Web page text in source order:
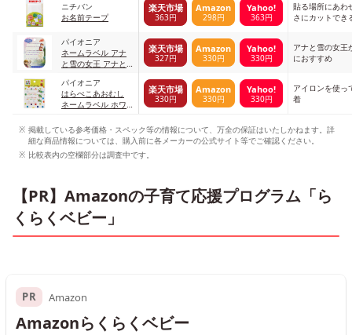
ニチバン
お名前テープ
楽天市場
363円
Amazon
298円
Yahoo!
363円
貼る場所にあわ
さにカットでき
パイオニア
ネームラベル アナ
と雪の女王 アナと
サ
楽天市場
327円
Amazon
330円
Yahoo!
330円
アナと雪の女王
におすすめ
パイオニア
はらぺこあおむし
ネームラベル ホワ
楽天市場
330円
Amazon
330円
Yahoo!
330円
アイロンを使っ
着
掲載している参考価格・スペック等の情報について、万全の保証はいたしかねます。詳
細な商品情報については、購入前に各メーカーの公式サイト等でご確認ください。
比較表内の空欄部分は調査中です。
【PR】Amazonの子育て応援プログラム「ら
くらくベビー」
PR Amazon
Amazonらくらくベビー